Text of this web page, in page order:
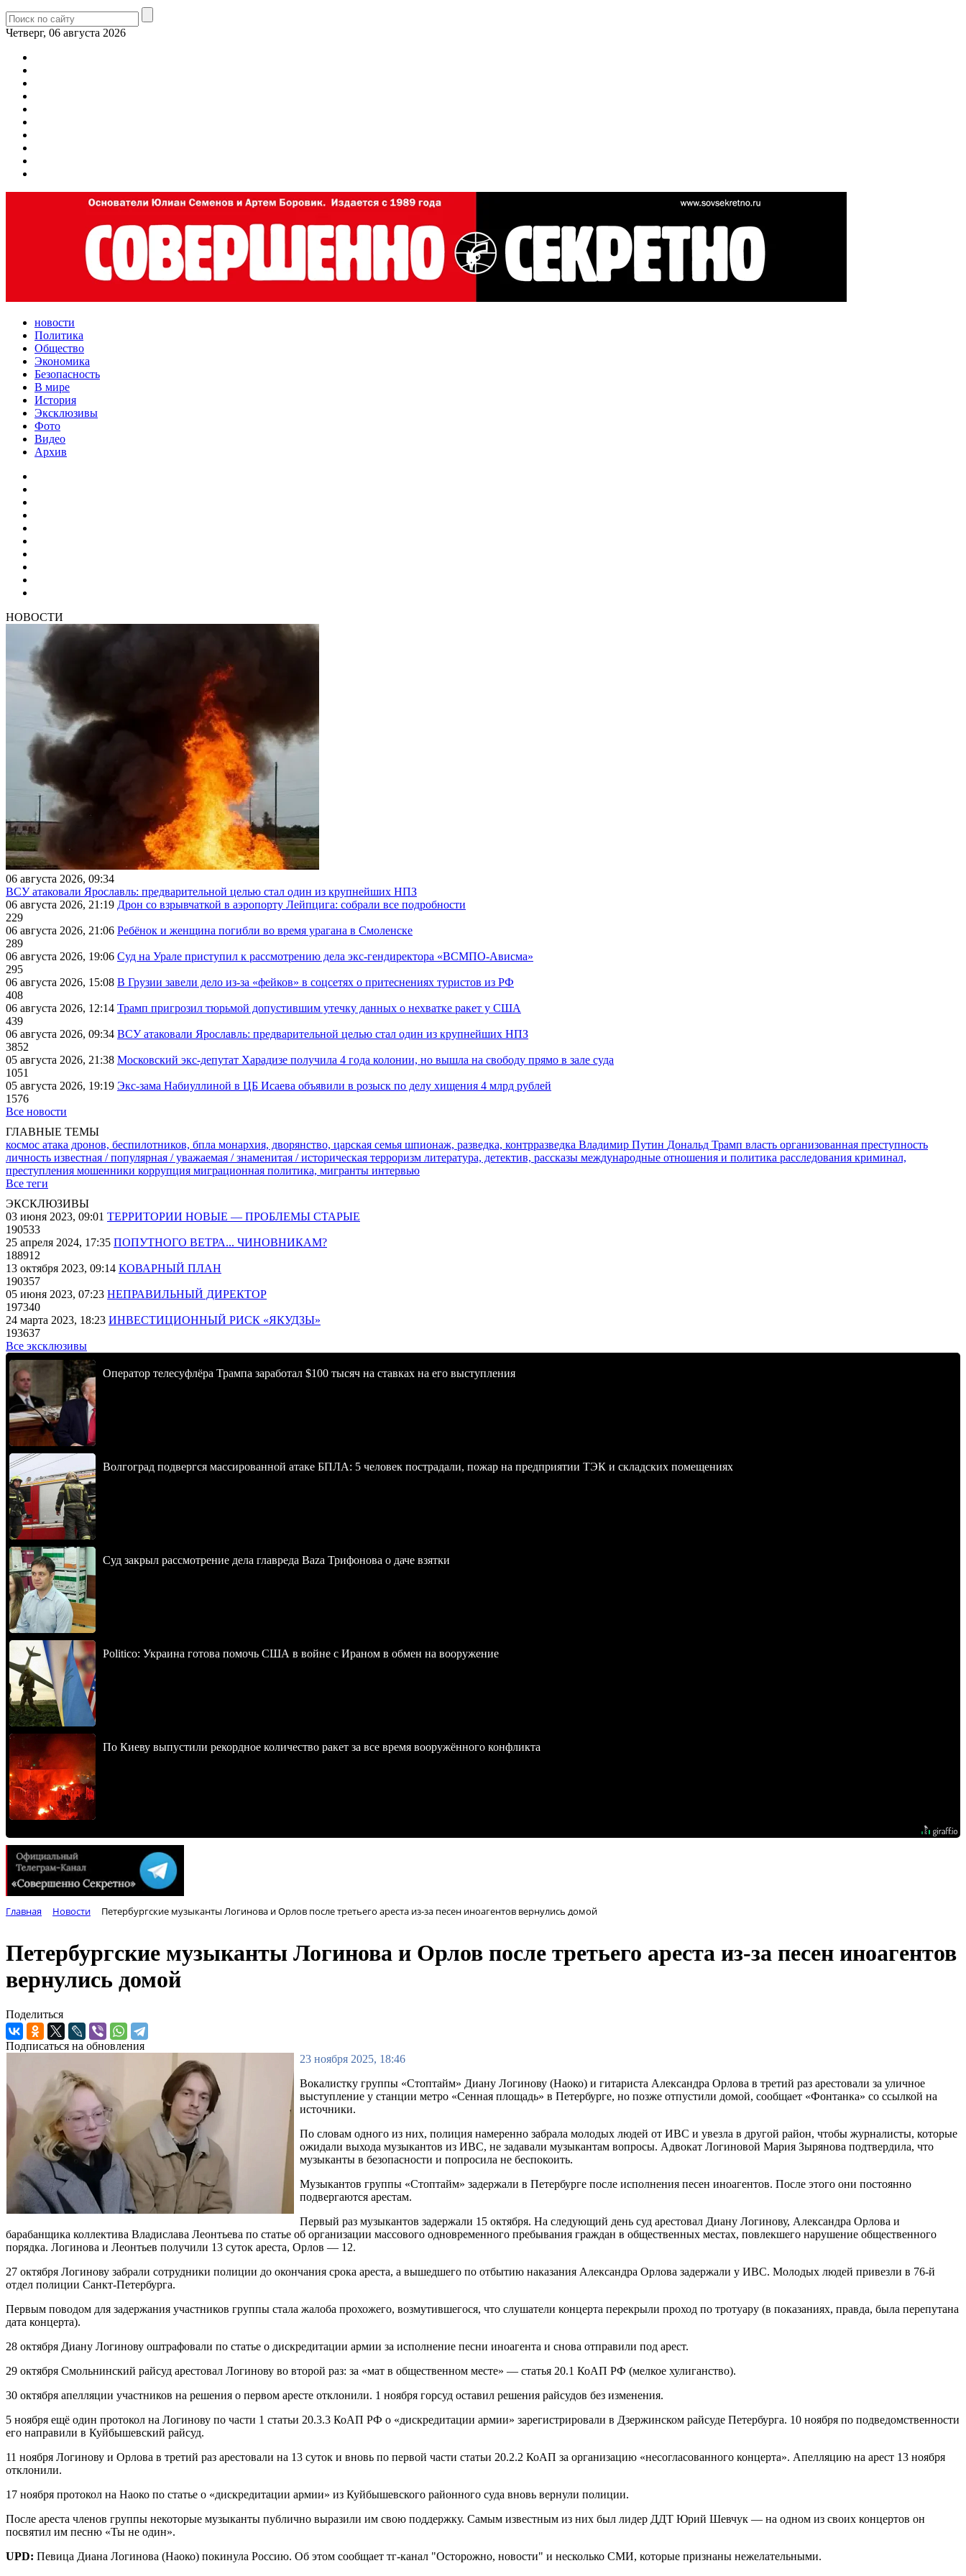
Четверг, 06 августа 2026
новости
Политика
Общество
Экономика
Безопасность
В мире
История
Эксклюзивы
Фото
Видео
Архив
НОВОСТИ
06 августа 2026, 09:34
ВСУ атаковали Ярославль: предварительной целью стал один из крупнейших НПЗ
06 августа 2026, 21:19 Дрон со взрывчаткой в аэропорту Лейпцига: собрали все подробности
229
06 августа 2026, 21:06 Ребёнок и женщина погибли во время урагана в Смоленске
289
06 августа 2026, 19:06 Суд на Урале приступил к рассмотрению дела экс-гендиректора «ВСМПО-Ависма»
295
06 августа 2026, 15:08 В Грузии завели дело из-за «фейков» в соцсетях о притеснениях туристов из РФ
408
06 августа 2026, 12:14 Трамп пригрозил тюрьмой допустившим утечку данных о нехватке ракет у США
439
06 августа 2026, 09:34 ВСУ атаковали Ярославль: предварительной целью стал один из крупнейших НПЗ
3852
05 августа 2026, 21:38 Московский экс-депутат Харадизе получила 4 года колонии, но вышла на свободу прямо в зале суда
1051
05 августа 2026, 19:19 Экс-зама Набиуллиной в ЦБ Исаева объявили в розыск по делу хищения 4 млрд рублей
1576
Все новости
ГЛАВНЫЕ ТЕМЫ
космос атака дронов, беспилотников, бпла монархия, дворянство, царская семья шпионаж, разведка, контрразведка Владимир Путин Дональд Трамп власть организованная преступность
личность известная / популярная / уважаемая / знаменитая / историческая терроризм литература, детектив, рассказы международные отношения и политика расследования криминал,
преступления мошенники коррупция миграционная политика, мигранты интервью
Все теги
ЭКСКЛЮЗИВЫ
03 июня 2023, 09:01 ТЕРРИТОРИИ НОВЫЕ — ПРОБЛЕМЫ СТАРЫЕ
190533
25 апреля 2024, 17:35 ПОПУТНОГО ВЕТРА... ЧИНОВНИКАМ?
188912
13 октября 2023, 09:14 КОВАРНЫЙ ПЛАН
190357
05 июня 2023, 07:23 НЕПРАВИЛЬНЫЙ ДИРЕКТОР
197340
24 марта 2023, 18:23 ИНВЕСТИЦИОННЫЙ РИСК «ЯКУДЗЫ»
193637
Все эксклюзивы
Оператор телесуфлёра Трампа заработал $100 тысяч на ставках на его выступления
Волгоград подвергся массированной атаке БПЛА: 5 человек пострадали, пожар на предприятии ТЭК и складских помещениях
Суд закрыл рассмотрение дела главреда Baza Трифонова о даче взятки
Politico: Украина готова помочь США в войне с Ираном в обмен на вооружение
По Киеву выпустили рекордное количество ракет за все время вооружённого конфликта
Главная Новости Петербургские музыканты Логинова и Орлов после третьего ареста из-за песен иноагентов вернулись домой
Петербургские музыканты Логинова и Орлов после третьего ареста из-за песен иноагентов
вернулись домой
Поделиться
Подписаться на обновления
23 ноября 2025, 18:46
Вокалистку группы «Стоптайм» Диану Логинову (Наоко) и гитариста Александра Орлова в третий раз арестовали за уличное
выступление у станции метро «Сенная площадь» в Петербурге, но позже отпустили домой, сообщает «Фонтанка» со ссылкой на
источники.
По словам одного из них, полиция намеренно забрала молодых людей от ИВС и увезла в другой район, чтобы журналисты, которые
ожидали выхода музыкантов из ИВС, не задавали музыкантам вопросы. Адвокат Логиновой Мария Зырянова подтвердила, что
музыканты в безопасности и попросила не беспокоить.
Музыкантов группы «Стоптайм» задержали в Петербурге после исполнения песен иноагентов. После этого они постоянно
подвергаются арестам.
Первый раз музыкантов задержали 15 октября. На следующий день суд арестовал Диану Логинову, Александра Орлова и
барабанщика коллектива Владислава Леонтьева по статье об организации массового одновременного пребывания граждан в общественных местах, повлекшего нарушение общественного
порядка. Логинова и Леонтьев получили 13 суток ареста, Орлов — 12.
27 октября Логинову забрали сотрудники полиции до окончания срока ареста, а вышедшего по отбытию наказания Александра Орлова задержали у ИВС. Молодых людей привезли в 76-й
отдел полиции Санкт-Петербурга.
Первым поводом для задержания участников группы стала жалоба прохожего, возмутившегося, что слушатели концерта перекрыли проход по тротуару (в показаниях, правда, была перепутана
дата концерта).
28 октября Диану Логинову оштрафовали по статье о дискредитации армии за исполнение песни иноагента и снова отправили под арест.
29 октября Смольнинский райсуд арестовал Логинову во второй раз: за «мат в общественном месте» — статья 20.1 КоАП РФ (мелкое хулиганство).
30 октября апелляции участников на решения о первом аресте отклонили. 1 ноября горсуд оставил решения райсудов без изменения.
5 ноября ещё один протокол на Логинову по части 1 статьи 20.3.3 КоАП РФ о «дискредитации армии» зарегистрировали в Дзержинском райсуде Петербурга. 10 ноября по подведомственности
его направили в Куйбышевский райсуд.
11 ноября Логинову и Орлова в третий раз арестовали на 13 суток и вновь по первой части статьи 20.2.2 КоАП за организацию «несогласованного концерта». Апелляцию на арест 13 ноября
отклонили.
17 ноября протокол на Наоко по статье о «дискредитации армии» из Куйбышевского районного суда вновь вернули полиции.
После ареста членов группы некоторые музыканты публично выразили им свою поддержку. Самым известным из них был лидер ДДТ Юрий Шевчук — на одном из своих концертов он
посвятил им песню «Ты не один».
UPD: Певица Диана Логинова (Наоко) покинула Россию. Об этом сообщает тг-канал "Осторожно, новости" и несколько СМИ, которые признаны нежелательными.